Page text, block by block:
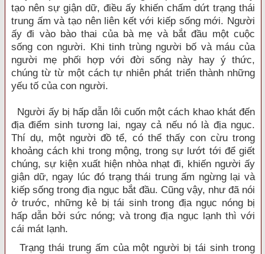
tạo nên sự giận dữ, điều ấy khiến chấm dứt trạng thái
trung ấm và tạo nên liên kết với kiếp sống mới. Người
ấy đi vào bào thai của bà mẹ và bắt đầu một cuộc
sống con người. Khi tinh trùng người bố và máu của
người mẹ phối hợp với đời sống này hay ý thức,
chúng từ từ một cách tự nhiên phát triển thành những
yếu tố của con người.
Người ấy bị hấp dẫn lôi cuốn một cách khao khát đến
địa điểm sinh tương lai, ngay cả nếu nó là địa ngục.
Thí dụ, một người đồ tể, có thể thấy con cừu trong
khoảng cách khi trong mộng, trong sự lướt tới để giết
chúng, sự kiện xuất hiện nhòa nhạt đi, khiến người ấy
giận dữ, ngay lúc đó trạng thái trung ấm ngừng lại và
kiếp sống trong địa ngục bắt đầu. Cũng vậy, như đã nói
ở trước, những kẻ bị tái sinh trong địa ngục nóng bị
hấp dẫn bởi sức nóng; và trong địa ngục lạnh thì với
cái mát lạnh.
Trạng thái trung ấm của một người bị tái sinh trong